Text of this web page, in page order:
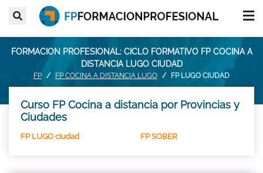
FORMACION PROFESIONAL: CICLO FORMATIVO FP COCINA A
DISTANCIA LUGO CIUDAD
FP FP COCINA A DISTANCIA LUGO FP LUGO CIUDAD
Curso FP Cocina a distancia por Provincias y
Ciudades
FP LUGO ciudad FP SOBER